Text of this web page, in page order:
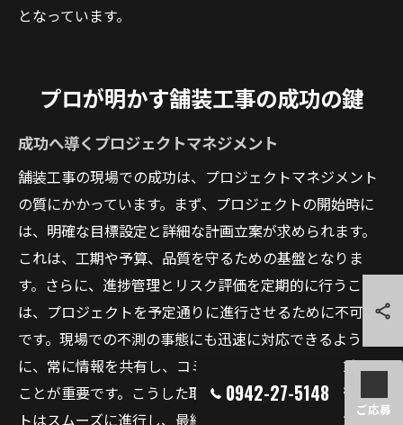
となっています。
プロが明かす舗装工事の成功の鍵
成功へ導くプロジェクトマネジメント
舗装工事の現場での成功は、プロジェクトマネジメント
の質にかかっています。まず、プロジェクトの開始時に
は、明確な目標設定と詳細な計画立案が求められます。
これは、工期や予算、品質を守るための基盤となりま
す。さらに、進捗管理とリスク評価を定期的に行うこと
は、プロジェクトを予定通りに進行させるために不可欠
です。現場での不測の事態にも迅速に対応できるよう
に、常に情報を共有し、コミュニケーションを密に保つ
ことが重要です。こうした取り組みにより、プロジェク
トはスムーズに進行し、最終的な成功を収めることがで
0942-27-5148
ご応募